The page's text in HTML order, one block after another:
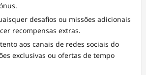
desafios ou missões adicionais
recompensas extras.
aos canais de redes sociais do
exclusivas ou ofertas de tempo